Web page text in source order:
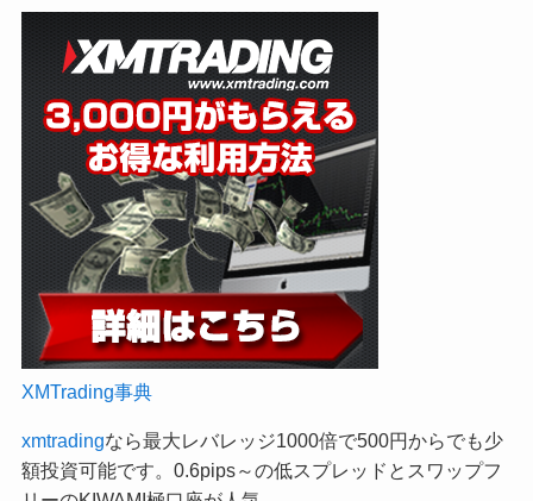
XMTrading事典
xmtradingなら最大レバレッジ1000倍で500円からでも少
額投資可能です。0.6pips～の低スプレッドとスワップフ